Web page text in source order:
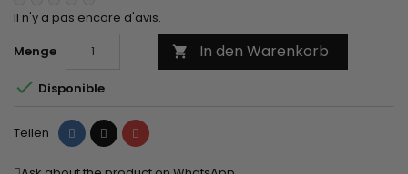
Il n'y a pas encore d'avis.
Menge
 In den Warenkorb
 Disponible
Teilen Teilen Tweet Pinterest